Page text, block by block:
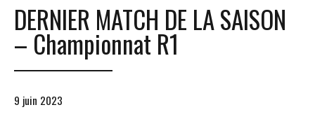
DERNIER MATCH DE LA SAISON
– Championnat R1
9 juin 2023